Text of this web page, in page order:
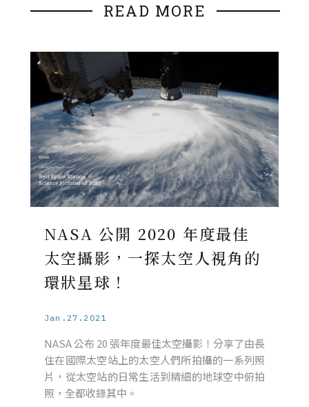
READ MORE
NASA 公開 2020 年度最佳
太空攝影，一探太空人視角的
環狀星球！
Jan.27.2021
NASA 公布 20 張年度最佳太空攝影！分享了由長
住在國際太空站上的太空人們所拍攝的一系列照
片，從太空站的日常生活到精細的地球空中俯拍
照，全都收錄其中。